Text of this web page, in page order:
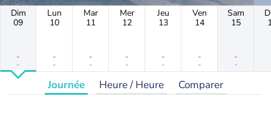
Dim
09
-
-
Lun
10
-
-
Mar
11
-
-
Mer
12
-
-
Jeu
13
-
-
Ven
14
-
-
Sam
15
-
-
Journée Heure / Heure Comparer